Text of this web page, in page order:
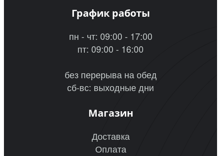
График работы
пн - чт: 09:00 - 17:00
пт: 09:00 - 16:00
без перерыва на обед
сб-вс: выходные дни
Магазин
Доставка
Оплата